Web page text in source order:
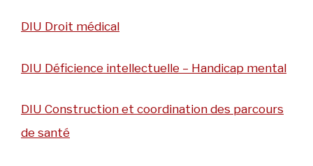
DIU Droit médical
DIU Déficience intellectuelle – Handicap mental
DIU Construction et coordination des parcours
de santé